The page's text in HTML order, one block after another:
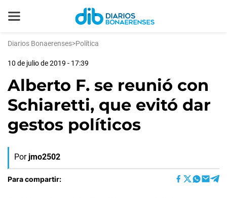
Diarios Bonaerenses>Política
10 de julio de 2019 - 17:39
Alberto F. se reunió con
Schiaretti, que evitó dar
gestos políticos
Por jmo2502
Para compartir: